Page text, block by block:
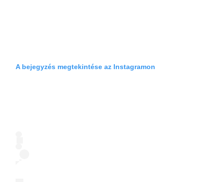
A bejegyzés megtekintése az Instagramon